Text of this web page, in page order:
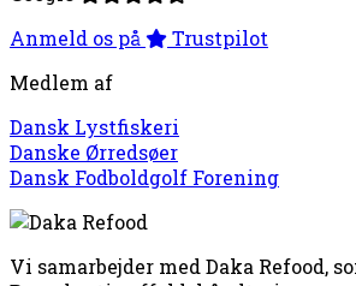
Anmeld os på
Trustpilot
Medlem af
Dansk Lystfiskeri
Danske Ørredsøer
Dansk Fodboldgolf Forening
Vi samarbejder med Daka Refood,